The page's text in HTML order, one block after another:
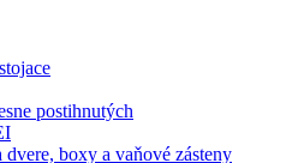
postihnutých